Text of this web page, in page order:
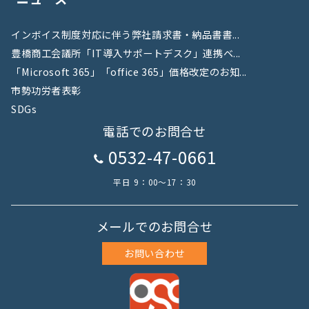
インボイス制度対応に伴う弊社請求書・納品書書...
豊橋商工会議所「IT導入サポートデスク」連携ベ...
「Microsoft 365」「office 365」価格改定のお知...
市勢功労者表彰
SDGs
電話でのお問合せ
0532-47-0661
平日 9：00～17：30
メールでのお問合せ
お問い合わせ